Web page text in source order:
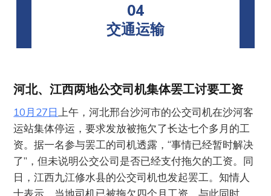
04
交通运输
河北、江西两地公交司机集体罢工讨要工资
10月27日 上午，河北邢台沙河市的公交司机在沙河客
运站集体停运，要求发放被拖欠了长达七个多月的工
资。据一名参与罢工的司机透露，“事情已经暂时解决
了”，但未说明公交公司是否已经支付拖欠的工资。同
日，江西九江修水县的公交司机也发起罢工。知情人
士表示，当地司机已被拖欠四个月工资。与此同时，